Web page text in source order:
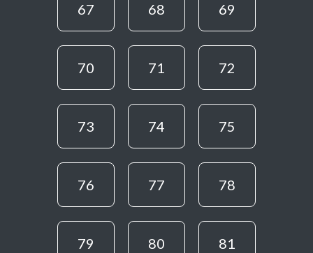
67 68 69
70 71 72
73 74 75
76 77 78
79 80 81